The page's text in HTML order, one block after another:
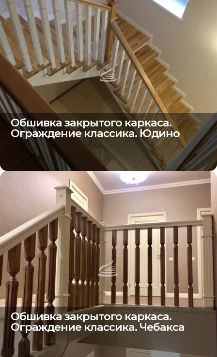
Обшивка закрытого каркаса.
Ограждение классика. Юдино
Обшивка закрытого каркаса.
Ограждение классика. Чебакса